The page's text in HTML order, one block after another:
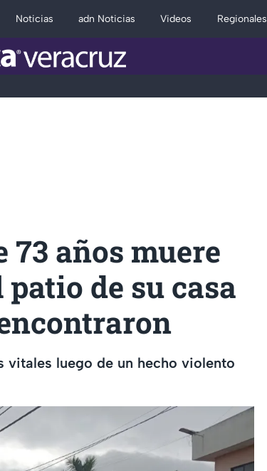
Noticias adn Noticias Videos Regionales
73 años muere
patio de su casa
vitales luego de un hecho violento